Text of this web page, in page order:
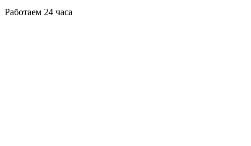
Работаем 24 часа